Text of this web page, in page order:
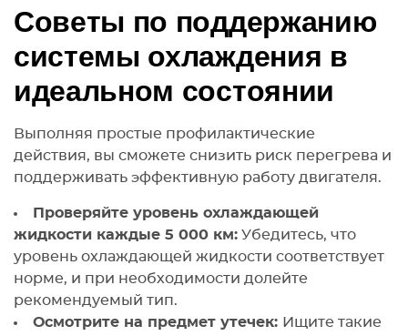
Советы по поддержанию
системы охлаждения в
идеальном состоянии
Выполняя простые профилактические
действия, вы сможете снизить риск перегрева и
поддерживать эффективную работу двигателя.
Проверяйте уровень охлаждающей
жидкости каждые 5 000 км: Убедитесь, что
уровень охлаждающей жидкости соответствует
норме, и при необходимости долейте
рекомендуемый тип.
Осмотрите на предмет утечек: Ищите такие